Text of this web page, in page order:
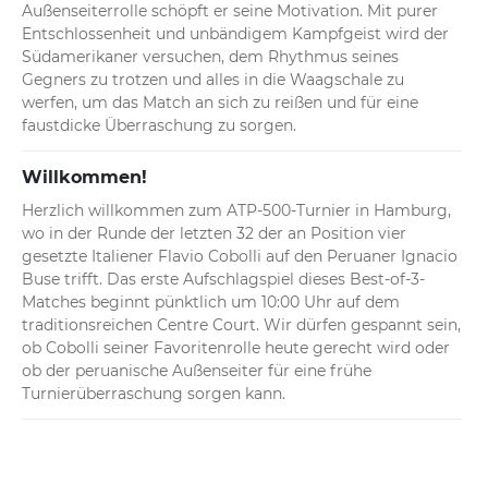
Außenseiterrolle schöpft er seine Motivation. Mit purer
Entschlossenheit und unbändigem Kampfgeist wird der
Südamerikaner versuchen, dem Rhythmus seines
Gegners zu trotzen und alles in die Waagschale zu
werfen, um das Match an sich zu reißen und für eine
faustdicke Überraschung zu sorgen.
Willkommen!
Herzlich willkommen zum ATP-500-Turnier in Hamburg,
wo in der Runde der letzten 32 der an Position vier
gesetzte Italiener Flavio Cobolli auf den Peruaner Ignacio
Buse trifft. Das erste Aufschlagspiel dieses Best-of-3-
Matches beginnt pünktlich um 10:00 Uhr auf dem
traditionsreichen Centre Court. Wir dürfen gespannt sein,
ob Cobolli seiner Favoritenrolle heute gerecht wird oder
ob der peruanische Außenseiter für eine frühe
Turnierüberraschung sorgen kann.